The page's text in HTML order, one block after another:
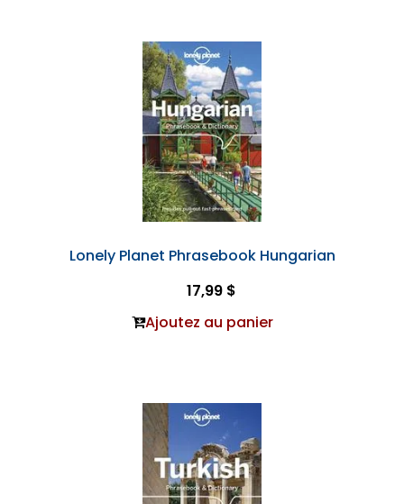
Lonely Planet Phrasebook Hungarian
17,99 $
Ajoutez au panier